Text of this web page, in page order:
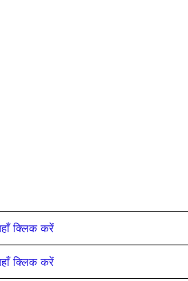
क्लिक करें
क्लिक करें